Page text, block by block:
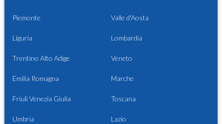
Piemonte Valle d'Aosta
Liguria Lombardia
Trentino Alto Adige Veneto
Emilia Romagna Marche
Friuli Venezia Giulia Toscana
Umbria Lazio